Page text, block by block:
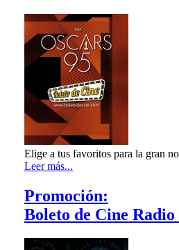
Elige a tus favoritos para la gran
Leer más...
Promoción:
Boleto de Cine